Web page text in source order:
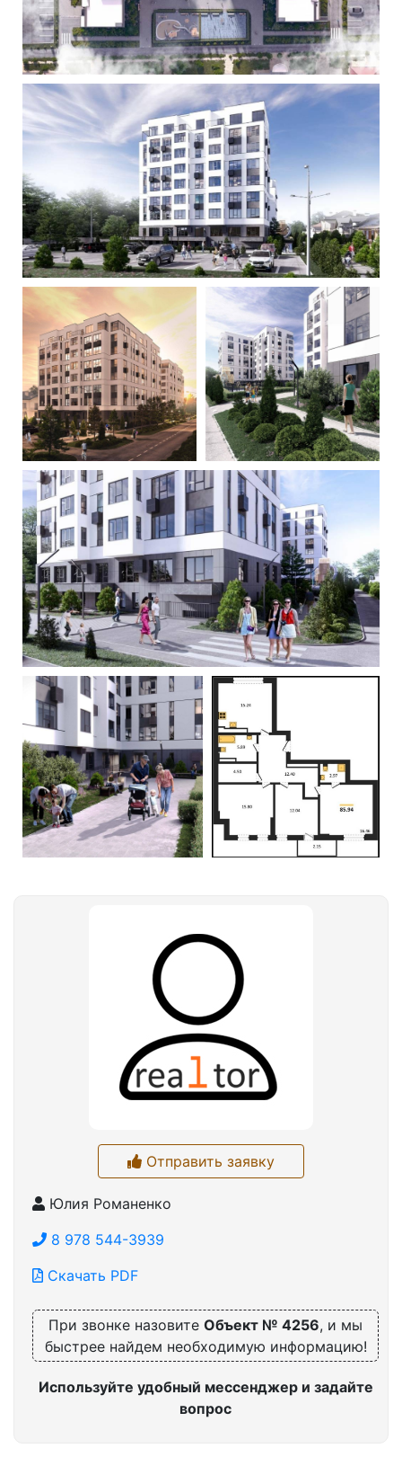
Отправить заявку
Юлия Романенко
8 978 544-3939
Скачать PDF
При звонке назовите Объект № 4256, и мы
быстрее найдем необходимую информацию!
Используйте удобный мессенджер и задайте
вопрос